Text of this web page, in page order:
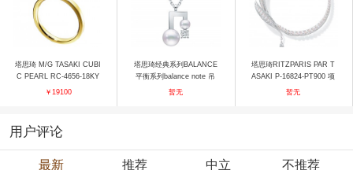
塔思琦 M/G TASAKI CUBI
C PEARL RC-4656-18KY
G 戒指
￥19100
塔思琦经典系列BALANCE
平衡系列balance note 吊
坠 项链
暂无
塔思琦RITZPARIS PAR T
ASAKI P-16824-PT900 项
链
暂无
用户评论
最新 推荐 中立 不推荐